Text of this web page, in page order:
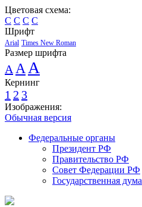
Цветовая схема:
C C C C
Шрифт
Arial Times New Roman
Размер шрифта
A A A
Кернинг
1 2 3
Изображения:
Обычная версия
Федеральные органы
Президент РФ
Правительство РФ
Совет Федерации РФ
Государственная дума